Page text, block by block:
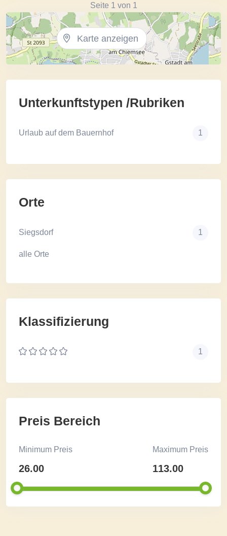
Seite 1 von 1
Karte anzeigen
Unterkunftstypen /Rubriken
Urlaub auf dem Bauernhof 1
Orte
Siegsdorf 1
alle Orte
Klassifizierung
1
Preis Bereich
Minimum Preis
26.00
Maximum Preis
113.00